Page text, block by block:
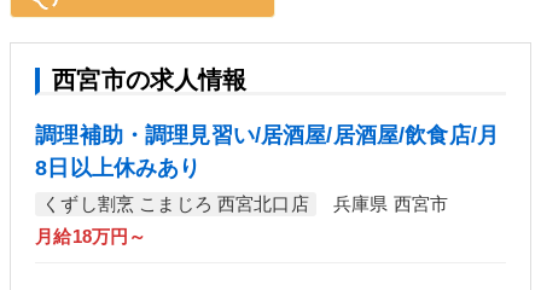
西宮市の求人情報
調理補助・調理見習い/居酒屋/居酒屋/飲食店/月
8日以上休みあり
くずし割烹 こまじろ 西宮北口店
兵庫県 西宮市
月給18万円～